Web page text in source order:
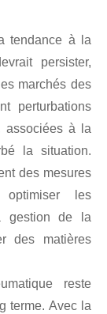
tendance à la
persister,
marchés des
perturbations
associées à la
la situation.
des mesures
optimiser les
gestion de la
des matières
reste
terme. Avec la